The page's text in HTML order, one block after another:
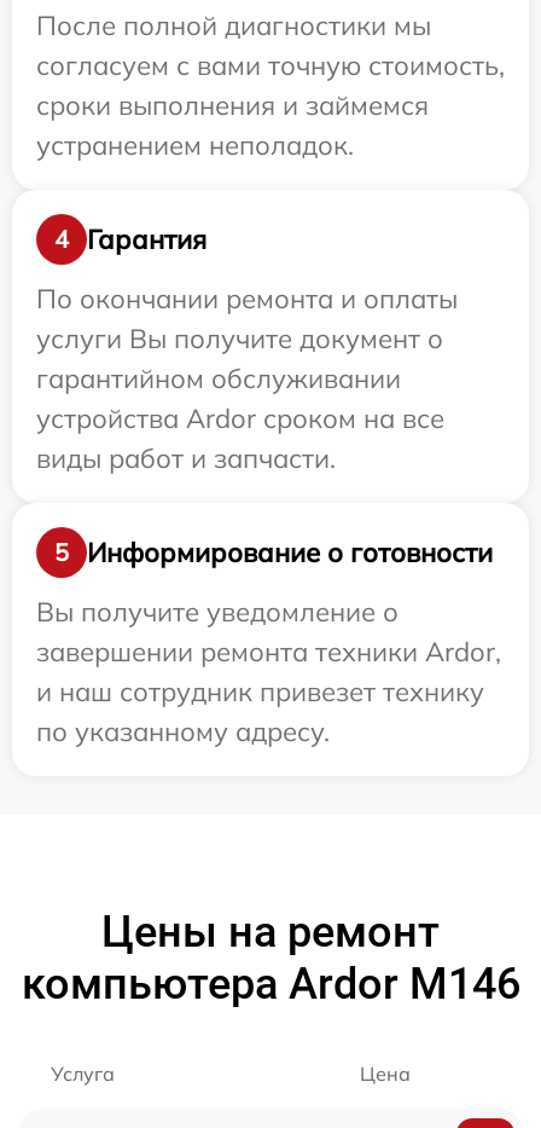
После полной диагностики мы
согласуем с вами точную стоимость,
сроки выполнения и займемся
устранением неполадок.
4
Гарантия
По окончании ремонта и оплаты
услуги Вы получите документ о
гарантийном обслуживании
устройства Ardor сроком на все
виды работ и запчасти.
5
Информирование о готовности
Вы получите уведомление о
завершении ремонта техники Ardor,
и наш сотрудник привезет технику
по указанному адресу.
Цены на ремонт
компьютера Ardor M146
Услуга Цена